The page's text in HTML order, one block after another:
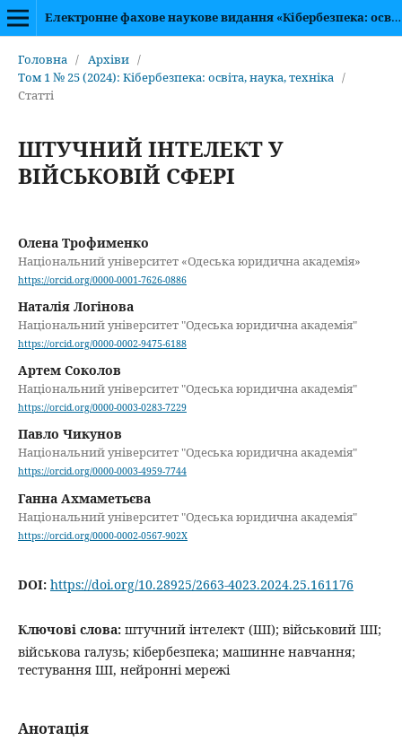
Електронне фахове наукове видання «Кібербезпека: освіта, наука, техніка»
Головна / Архіви /
Том 1 № 25 (2024): Кібербезпека: освіта, наука, техніка /
Статті
ШТУЧНИЙ ІНТЕЛЕКТ У
ВІЙСЬКОВІЙ СФЕРІ
Олена Трофименко
Національний університет «Одеська юридична академія»
https://orcid.org/0000-0001-7626-0886
Наталія Логінова
Національний університет "Одеська юридична академія"
https://orcid.org/0000-0002-9475-6188
Артем Соколов
Національний університет "Одеська юридична академія"
https://orcid.org/0000-0003-0283-7229
Павло Чикунов
Національний університет "Одеська юридична академія"
https://orcid.org/0000-0003-4959-7744
Ганна Ахмаметьєва
Національний університет "Одеська юридична академія"
https://orcid.org/0000-0002-0567-902X
DOI: https://doi.org/10.28925/2663-4023.2024.25.161176
Ключові слова: штучний інтелект (ШІ); військовий ШІ;
військова галузь; кібербезпека; машинне навчання;
тестування ШІ, нейронні мережі
Анотація